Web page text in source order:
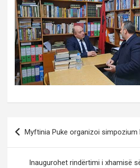
Post
navigation
Myftinia Puke organizoi simpozium
Inaugurohet rindërtimi i xhamisë